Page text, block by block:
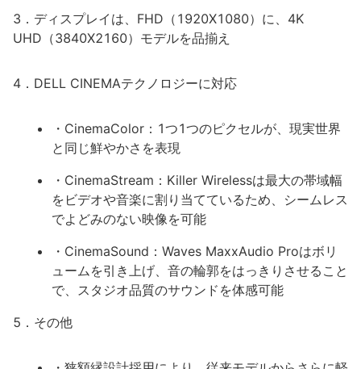
3．ディスプレイは、FHD（1920X1080）に、4K
UHD（3840X2160）モデルを品揃え
4．DELL CINEMAテクノロジーに対応
・CinemaColor：1つ1つのピクセルが、現実世界
と同じ鮮やかさを表現
・CinemaStream：Killer Wirelessは最大の帯域幅
をビデオや音楽に割り当てているため、シームレス
でよどみのない映像を可能
・CinemaSound：Waves MaxxAudio Proはボリ
ュームを引き上げ、音の輪郭をはっきりさせること
で、スタジオ品質のサウンドを体感可能
5．その他